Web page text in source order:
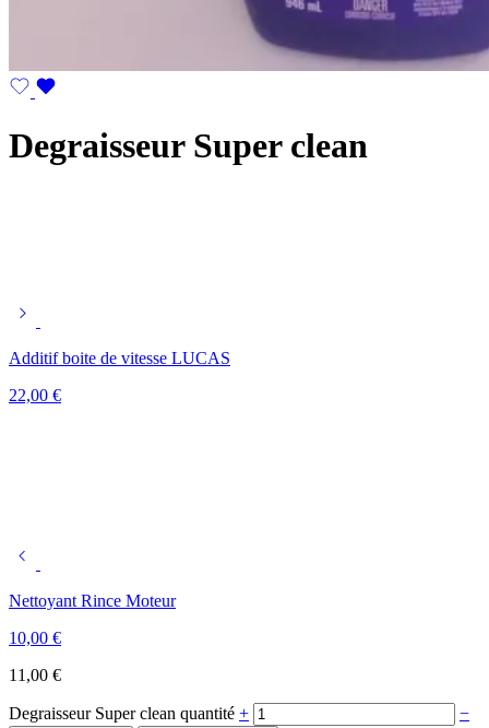
Degraisseur Super clean
Additif boite de vitesse LUCAS
22,00 €
Nettoyant Rince Moteur
10,00 €
11,00 €
Degraisseur Super clean quantité + −